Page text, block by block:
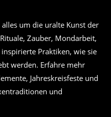
um die uralte Kunst der
Zauber, Mondarbeit,
Praktiken, wie sie
werden. Erfahre mehr
Jahreskreisfeste und
und